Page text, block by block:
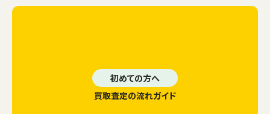
初めての方へ
買取査定の流れガイド